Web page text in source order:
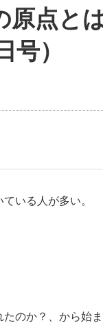
号）
の極意
パンの成功要因と
おきたい、知ってお
管理講座(95)
・グジバチの『経営戦
くあるべし(635)
「社長の３分間スピ
知になる考え方」(57)
願いしたいと思われ
くる 人と組織を動か
村森の「今月のヒット
の売れ筋をつかむ術
長のメシの種 4.0(206)
会社を守
強い決算書
賢い社長
職
賃
原点と
）
いる人が多い。
のか？、から始